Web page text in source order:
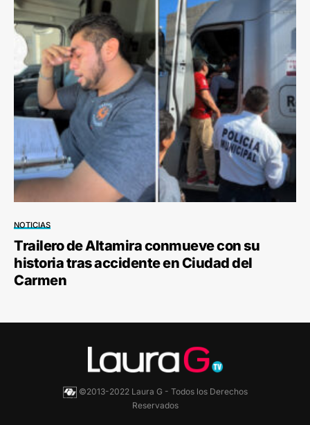
NOTICIAS
Trailero de Altamira conmueve con su
historia tras accidente en Ciudad del
Carmen
©2013-2022 Laura G - Todos los Derechos
Reservados